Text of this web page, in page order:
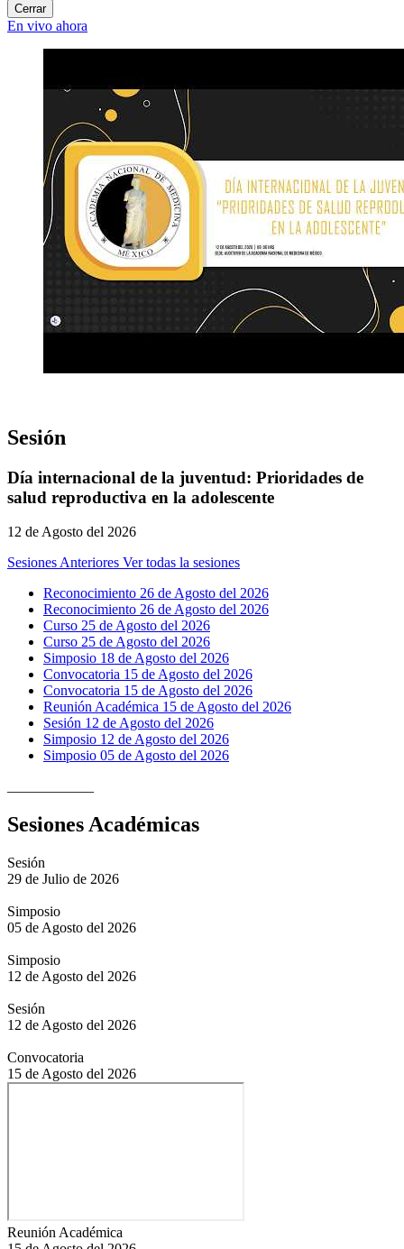
Cerrar
En vivo ahora
Sesión
Día internacional de la juventud: Prioridades de
salud reproductiva en la adolescente
12 de Agosto del 2026
Sesiones Anteriores Ver todas la sesiones
Reconocimiento 26 de Agosto del 2026
Reconocimiento 26 de Agosto del 2026
Curso 25 de Agosto del 2026
Curso 25 de Agosto del 2026
Simposio 18 de Agosto del 2026
Convocatoria 15 de Agosto del 2026
Convocatoria 15 de Agosto del 2026
Reunión Académica 15 de Agosto del 2026
Sesión 12 de Agosto del 2026
Simposio 12 de Agosto del 2026
Simposio 05 de Agosto del 2026
Sesiones Académicas
Sesión
29 de Julio de 2026
Simposio
05 de Agosto del 2026
Simposio
12 de Agosto del 2026
Sesión
12 de Agosto del 2026
Convocatoria
15 de Agosto del 2026
Reunión Académica